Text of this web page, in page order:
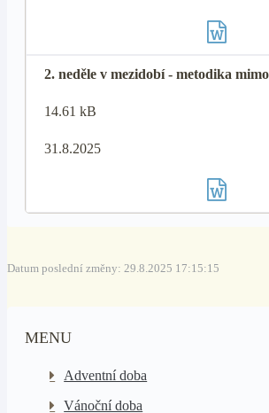
2. neděle v mezidobí - metodika
14.61 kB
31.8.2025
Datum poslední změny: 29.8.2025 17:15:15
MENU
Adventní doba
Vánoční doba